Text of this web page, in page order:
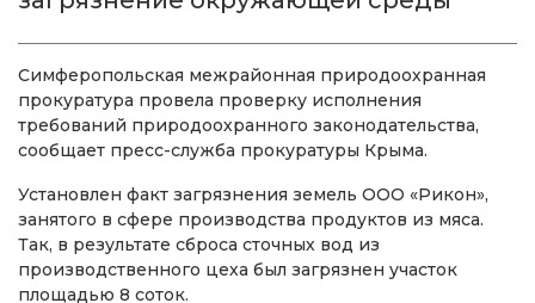
Симферопольская межрайонная природоохранная
прокуратура провела проверку исполнения
требований природоохранного законодательства,
сообщает пресс-служба прокуратуры Крыма.
Установлен факт загрязнения земель ООО «Рикон»,
занятого в сфере производства продуктов из мяса.
Так, в результате сброса сточных вод из
производственного цеха был загрязнен участок
площадью 8 соток.